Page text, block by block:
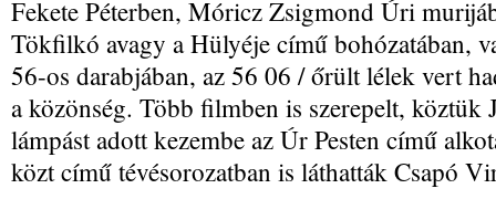
Fekete Péterben, Móricz Zsigmond Úri
Tökfilkó avagy a Hülyéje című bohózatában,
56-os darabjában, az 56 06 / őrült lélek vert
a közönség. Több filmben is szerepelt, köztük
lámpást adott kezembe az Úr Pesten című
közt című tévésorozatban is láthatták Csapó